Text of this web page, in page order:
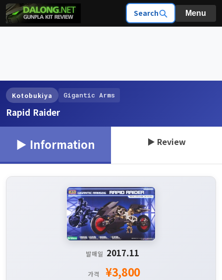
Search Menu
Kotobukiya Gigantic Arms
Rapid Raider
▶ Information ▶ Review
발매일 2017.11
가격 ¥3,800